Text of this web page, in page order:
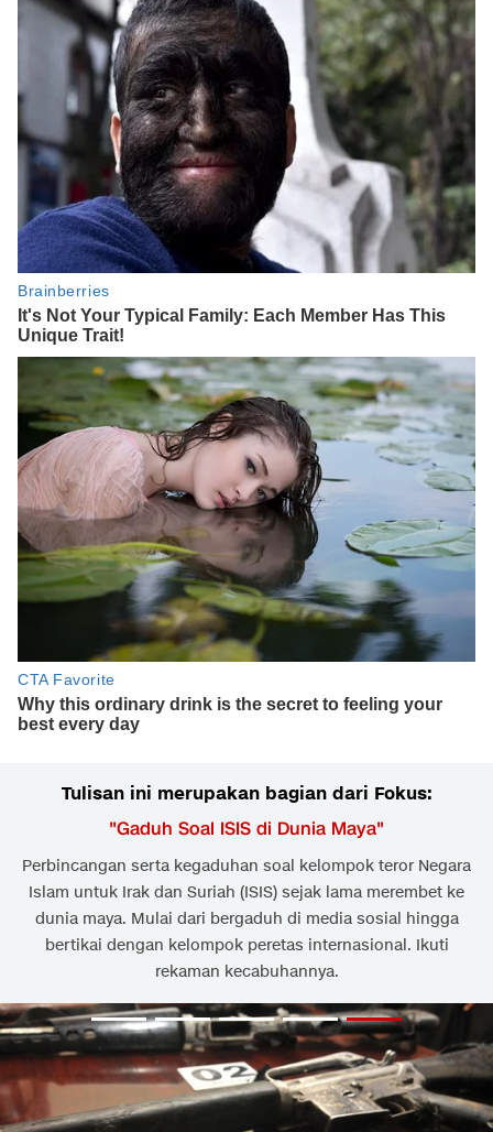
Tulisan ini merupakan bagian dari Fokus:
"Gaduh Soal ISIS di Dunia Maya"
Perbincangan serta kegaduhan soal kelompok teror Negara
Islam untuk Irak dan Suriah (ISIS) sejak lama merembet ke
dunia maya. Mulai dari bergaduh di media sosial hingga
bertikai dengan kelompok peretas internasional. Ikuti
rekaman kecabuhannya.